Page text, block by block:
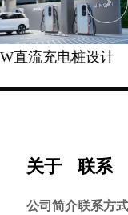
直流充电桩设计
关于
公司简介
联系
联系方式